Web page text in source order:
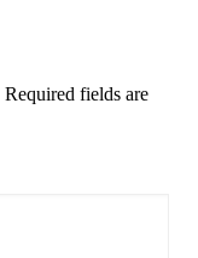
Required fields are